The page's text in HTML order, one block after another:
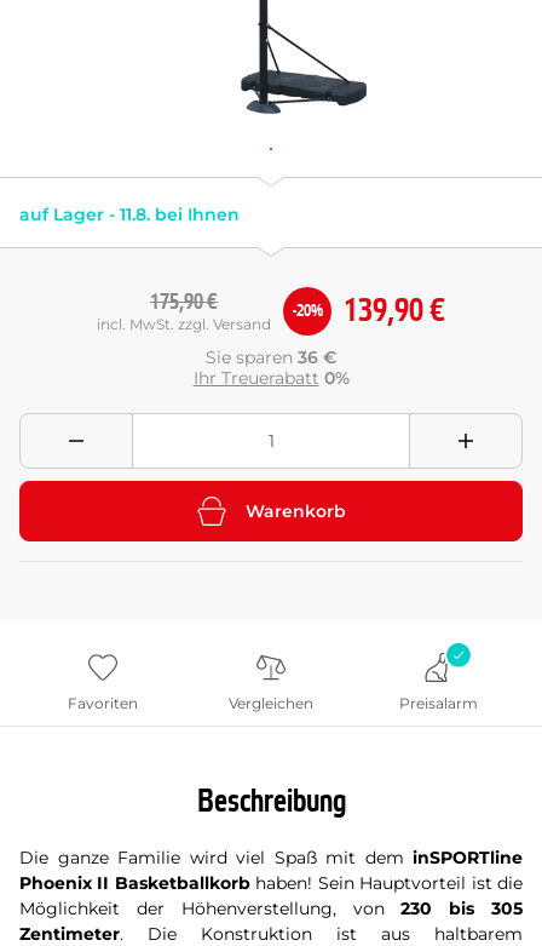
auf Lager - 11.8. bei Ihnen
139,90 €
175,90 €
incl. MwSt. zzgl. Versand
-20%
Sie sparen 36 €
Ihr Treuerabatt 0%
Warenkorb
Favoriten Vergleichen Preisalarm
Beschreibung
Die ganze Familie wird viel Spaß mit dem inSPORTline
Phoenix II Basketballkorbhaben! Sein Hauptvorteil ist die
Möglichkeit der Höhenverstellung, von230 bis 305
Zentimeter. Die Konstruktion ist aus haltbarem